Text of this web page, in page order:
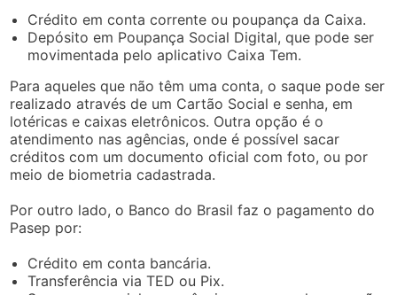
Crédito em conta corrente ou poupança da Caixa.
Depósito em Poupança Social Digital, que pode ser
movimentada pelo aplicativo Caixa Tem.
Para aqueles que não têm uma conta, o saque pode ser
realizado através de um Cartão Social e senha, em
lotéricas e caixas eletrônicos. Outra opção é o
atendimento nas agências, onde é possível sacar
créditos com um documento oficial com foto, ou por
meio de biometria cadastrada.
Por outro lado, o Banco do Brasil faz o pagamento do
Pasep por:
Crédito em conta bancária.
Transferência via TED ou Pix.